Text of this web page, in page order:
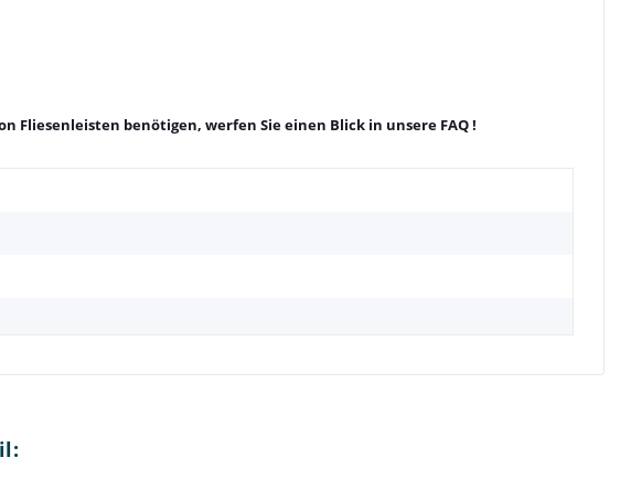
Fliesenleisten benötigen, werfen Sie einen Blick in unsere FAQ!